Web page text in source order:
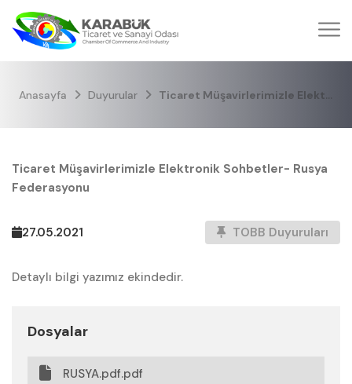
Anasayfa Duyurular Ticaret Müşavirlerimizle Elektronik Sohbetler- Rusya Federasyonu
Ticaret Müşavirlerimizle Elektronik Sohbetler- Rusya
Federasyonu
27.05.2021 TOBB Duyuruları
Detaylı bilgi yazımız ekindedir.
Dosyalar
RUSYA.pdf.pdf